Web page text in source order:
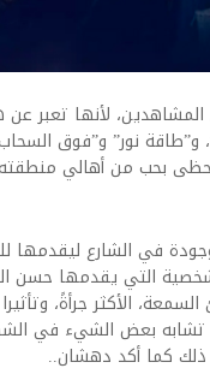
المشاهدين، لأنها تعبر
نور” و”فوق السحاب”
بحب من أهالي
في الشارع ليقدمها
التي يقدمها حسن
الأكثر جرأةً،
تشابه بعض الشيء في
ذلك كما أكد دهشان..